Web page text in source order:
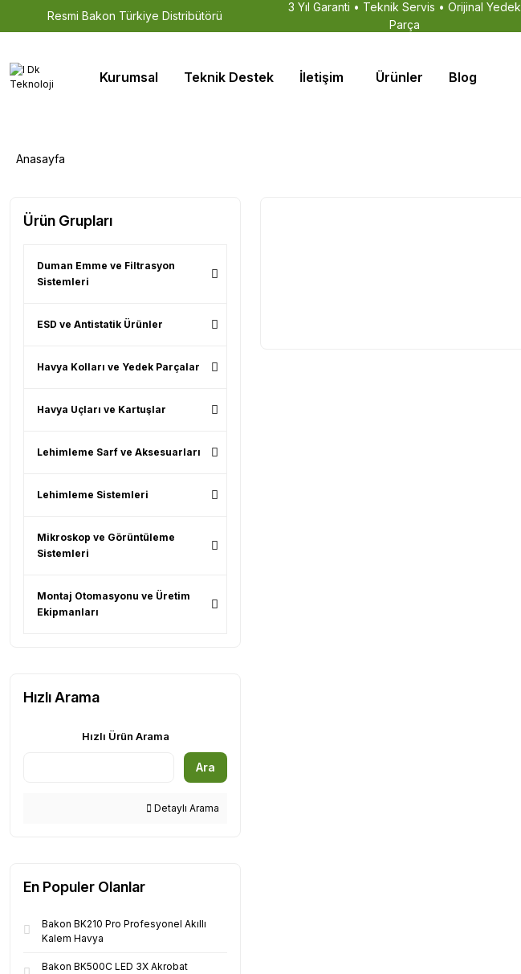
Resmi Bakon Türkiye Distribütörü
3 Yıl Garanti • Teknik Servis • Orijinal Yedek
Parça
Kurumsal Teknik Destek İletişim Ürünler Blog
Anasayfa
Ürün Grupları
Duman Emme ve Filtrasyon
Sistemleri
ESD ve Antistatik Ürünler
Havya Kolları ve Yedek Parçalar
Havya Uçları ve Kartuşlar
Lehimleme Sarf ve Aksesuarları
Lehimleme Sistemleri
Mikroskop ve Görüntüleme
Sistemleri
Montaj Otomasyonu ve Üretim
Ekipmanları
Hızlı Arama
Hızlı Ürün Arama
Ara
Detaylı Arama
En Populer Olanlar
Bakon BK210 Pro Profesyonel Akıllı
Kalem Havya
Bakon BK500C LED 3X Akrobat